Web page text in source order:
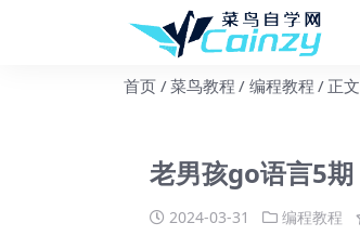
首页 菜鸟教程 编程教程 正文
老男孩go语言5期
2024-03-31 编程教程